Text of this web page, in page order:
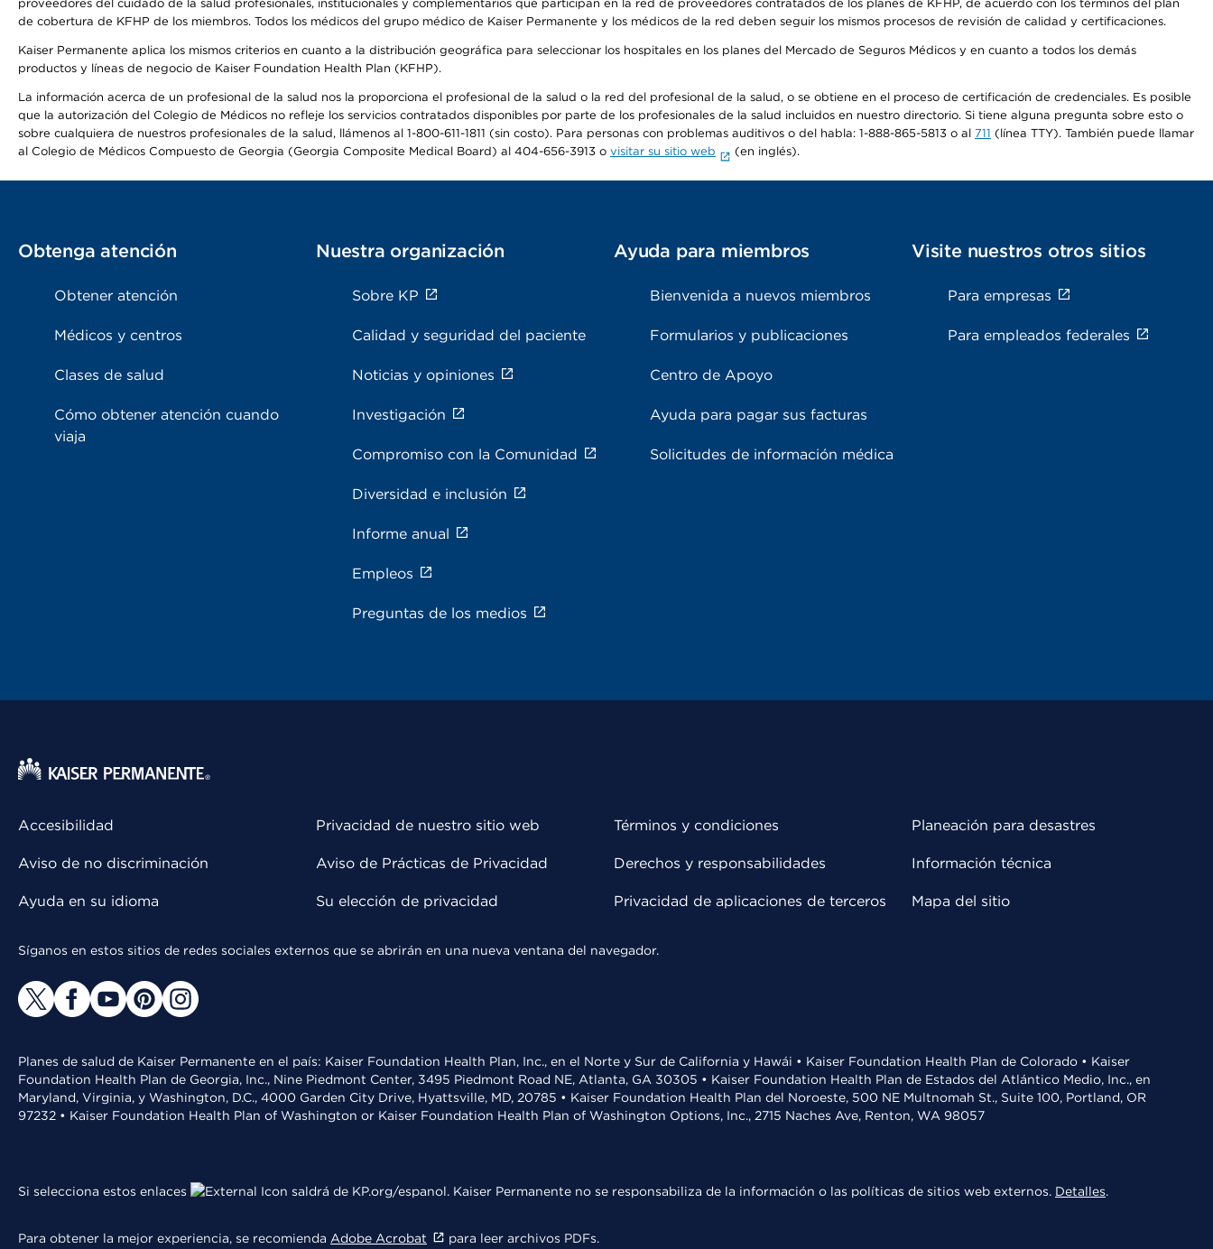
proveedores del cuidado de la salud profesionales, institucionales y complementarios que participan en la red de proveedores contratados de los planes de KFHP, de acuerdo con los términos del plan
de cobertura de KFHP de los miembros. Todos los médicos del grupo médico de Kaiser Permanente y los médicos de la red deben seguir los mismos procesos de revisión de calidad y certificaciones.
Kaiser Permanente aplica los mismos criterios en cuanto a la distribución geográfica para seleccionar los hospitales en los planes del Mercado de Seguros Médicos y en cuanto a todos los demás
productos y líneas de negocio de Kaiser Foundation Health Plan (KFHP).
La información acerca de un profesional de la salud nos la proporciona el profesional de la salud o la red del profesional de la salud, o se obtiene en el proceso de certificación de credenciales. Es posible
que la autorización del Colegio de Médicos no refleje los servicios contratados disponibles por parte de los profesionales de la salud incluidos en nuestro directorio. Si tiene alguna pregunta sobre esto o
sobre cualquiera de nuestros profesionales de la salud, llámenos al 1-800-611-1811 (sin costo). Para personas con problemas auditivos o del habla: 1-888-865-5813 o al 711 (línea TTY). También puede llamar
al Colegio de Médicos Compuesto de Georgia (Georgia Composite Medical Board) al 404-656-3913 o visitar su sitio web (en inglés).
Obtenga atención
Obtener atención
Médicos y centros
Clases de salud
Cómo obtener atención cuando
viaja
Nuestra organización
Sobre KP
Calidad y seguridad del paciente
Noticias y opiniones
Investigación
Compromiso con la Comunidad
Diversidad e inclusión
Informe anual
Empleos
Preguntas de los medios
Ayuda para miembros
Bienvenida a nuevos miembros
Formularios y publicaciones
Centro de Apoyo
Ayuda para pagar sus facturas
Solicitudes de información médica
Visite nuestros otros sitios
Para empresas
Para empleados federales
Accesibilidad
Aviso de no discriminación
Ayuda en su idioma
Privacidad de nuestro sitio web
Aviso de Prácticas de Privacidad
Su elección de privacidad
Términos y condiciones
Derechos y responsabilidades
Privacidad de aplicaciones de terceros
Planeación para desastres
Información técnica
Mapa del sitio
Síganos en estos sitios de redes sociales externos que se abrirán en una nueva ventana del navegador.
Planes de salud de Kaiser Permanente en el país: Kaiser Foundation Health Plan, Inc., en el Norte y Sur de California y Hawái • Kaiser Foundation Health Plan de Colorado • Kaiser
Foundation Health Plan de Georgia, Inc., Nine Piedmont Center, 3495 Piedmont Road NE, Atlanta, GA 30305 • Kaiser Foundation Health Plan de Estados del Atlántico Medio, Inc., en
Maryland, Virginia, y Washington, D.C., 4000 Garden City Drive, Hyattsville, MD, 20785 • Kaiser Foundation Health Plan del Noroeste, 500 NE Multnomah St., Suite 100, Portland, OR
97232 • Kaiser Foundation Health Plan of Washington or Kaiser Foundation Health Plan of Washington Options, Inc., 2715 Naches Ave, Renton, WA 98057
Si selecciona estos enlaces saldrá de KP.org/espanol. Kaiser Permanente no se responsabiliza de la información o las políticas de sitios web externos. Detalles.
Para obtener la mejor experiencia, se recomienda Adobe Acrobat para leer archivos PDFs.